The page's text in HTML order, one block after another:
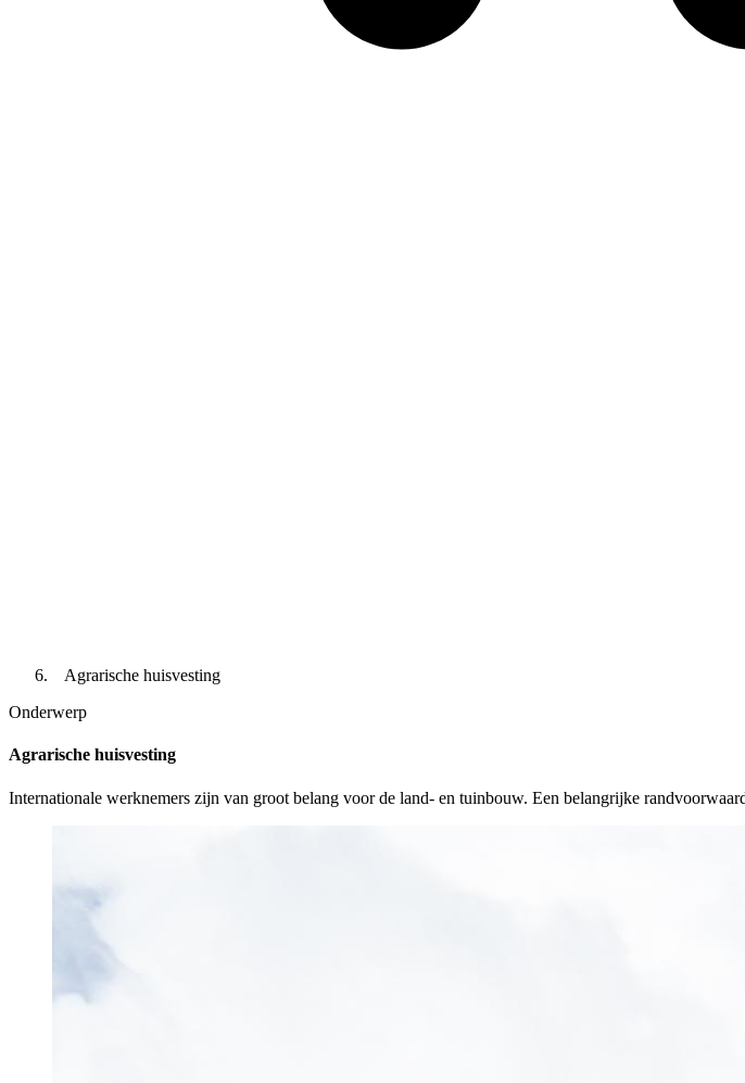
Agrarische huisvesting
Onderwerp
Agrarische huisvesting
Internationale werknemers zijn van groot belang voor de land- en tuinbouw. Een belangrijke